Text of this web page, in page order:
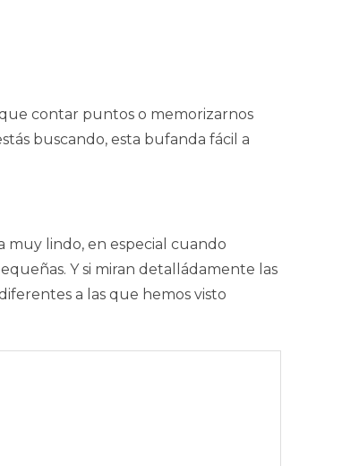
contar puntos o memorizarnos
buscando, esta bufanda fácil a
muy lindo, en especial cuando
Y si miran detalládamente las
a las que hemos visto